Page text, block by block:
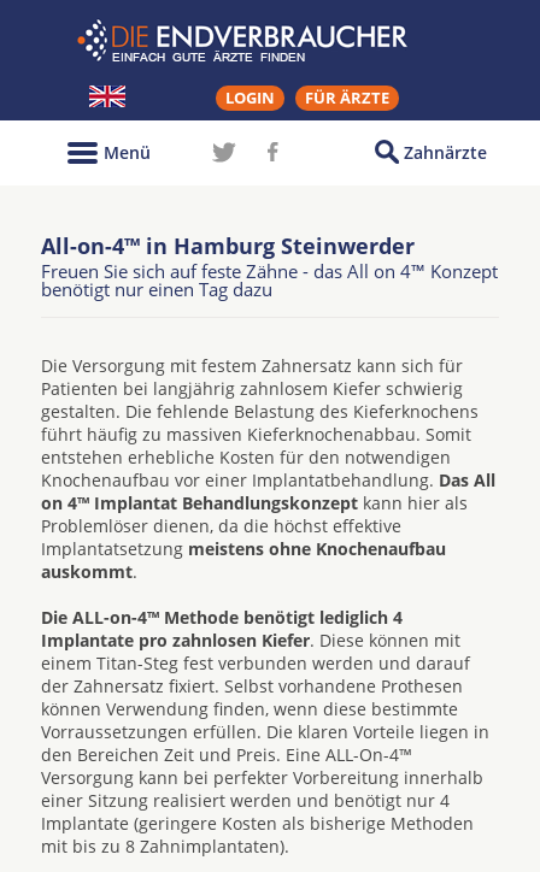
LOGIN FÜR ÄRZTE
Zahnärzte
Menü
All-on-4™ in Hamburg Steinwerder
Freuen Sie sich auf feste Zähne - das All on 4™ Konzept
benötigt nur einen Tag dazu
Die Versorgung mit festem Zahnersatz kann sich für
Patienten bei langjährig zahnlosem Kiefer schwierig
gestalten. Die fehlende Belastung des Kieferknochens
führt häufig zu massiven Kieferknochenabbau. Somit
entstehen erhebliche Kosten für den notwendigen
Knochenaufbau vor einer Implantatbehandlung. Das All
on 4™ Implantat Behandlungskonzept kann hier als
Problemlöser dienen, da die höchst effektive
Implantatsetzung meistens ohne Knochenaufbau
auskommt.
Die ALL-on-4™ Methode benötigt lediglich 4
Implantate pro zahnlosen Kiefer. Diese können mit
einem Titan-Steg fest verbunden werden und darauf
der Zahnersatz fixiert. Selbst vorhandene Prothesen
können Verwendung finden, wenn diese bestimmte
Vorraussetzungen erfüllen. Die klaren Vorteile liegen in
den Bereichen Zeit und Preis. Eine ALL-On-4™
Versorgung kann bei perfekter Vorbereitung innerhalb
einer Sitzung realisiert werden und benötigt nur 4
Implantate (geringere Kosten als bisherige Methoden
mit bis zu 8 Zahnimplantaten).